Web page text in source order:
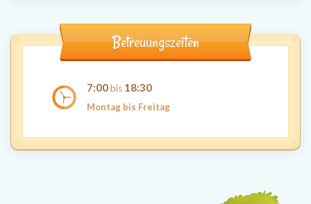
Betreuungszeiten
7:00bis 18:30
Montag bis Freitag